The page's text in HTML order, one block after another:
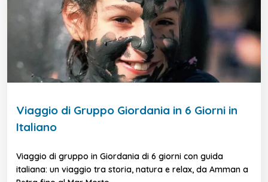
Viaggio di Gruppo Giordania in 6 Giorni in
Italiano
Viaggio di gruppo in Giordania di 6 giorni con guida
italiana: un viaggio tra storia, natura e relax, da Amman a